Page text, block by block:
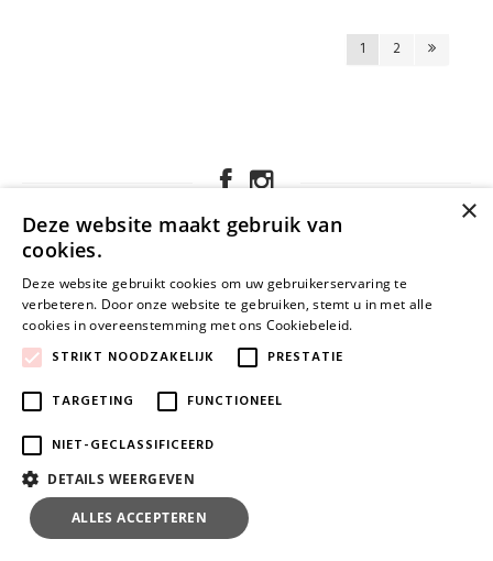
1 2
NIEUWSBRIEF
×
Deze website maakt gebruik van
cookies.
Deze website gebruikt cookies om uw gebruikerservaring te
verbeteren. Door onze website te gebruiken, stemt u in met alle
cookies in overeenstemming met ons Cookiebeleid.
STRIKT NOODZAKELIJK
PRESTATIE
TARGETING
FUNCTIONEEL
NIET-GECLASSIFICEERD
DETAILS WEERGEVEN
ALLES ACCEPTEREN